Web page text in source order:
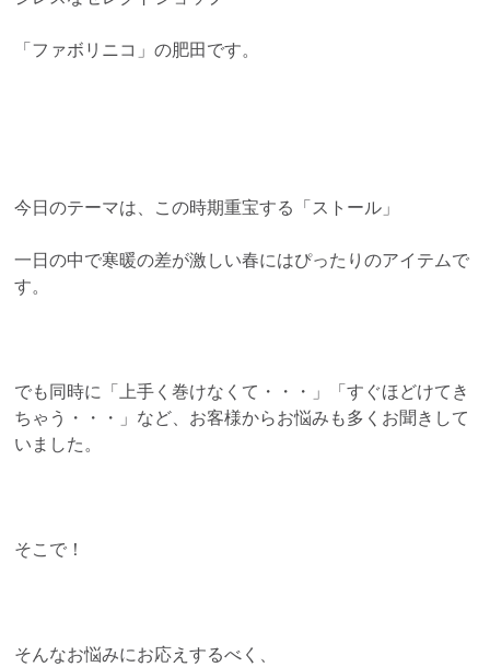
「ファボリニコ」の肥田です。
今日のテーマは、この時期重宝する「ストール」
一日の中で寒暖の差が激しい春にはぴったりのアイテムで
す。
でも同時に「上手く巻けなくて・・・」「すぐほどけてき
ちゃう・・・」など、お客様からお悩みも多くお聞きして
いました。
そこで！
そんなお悩みにお応えするべく、